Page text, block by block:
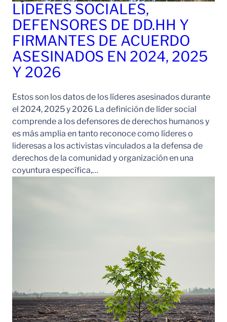
LÍDERES SOCIALES,
DEFENSORES DE DD.HH Y
FIRMANTES DE ACUERDO
ASESINADOS EN 2024, 2025
Y 2026
Estos son los datos de los líderes asesinados durante
el 2024, 2025 y 2026 La definición de líder social
comprende a los defensores de derechos humanos y
es más amplia en tanto reconoce como líderes o
lideresas a los activistas vinculados a la defensa de
derechos de la comunidad y organización en una
coyuntura específica,…